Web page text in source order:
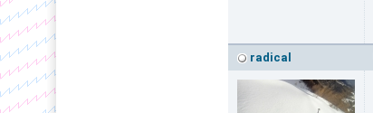
radical